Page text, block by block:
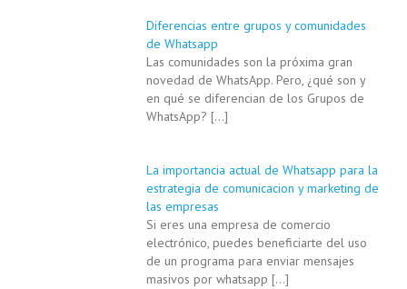
Diferencias entre grupos y comunidades
de Whatsapp
Las comunidades son la próxima gran
novedad de WhatsApp. Pero, ¿qué son y
en qué se diferencian de los Grupos de
WhatsApp? […]
La importancia actual de Whatsapp para la
estrategia de comunicacion y marketing de
las empresas
Si eres una empresa de comercio
electrónico, puedes beneficiarte del uso
de un programa para enviar mensajes
masivos por whatsapp […]